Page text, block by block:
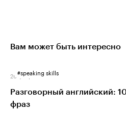
Вам может быть интересно
#speaking skills
26 февраля 2025
Разговорный английский:
фраз